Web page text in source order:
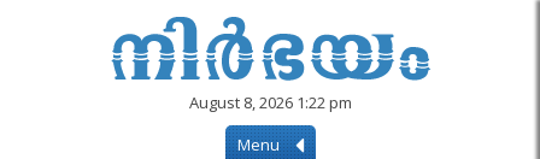
August 8, 2026 1:22 pm
Menu